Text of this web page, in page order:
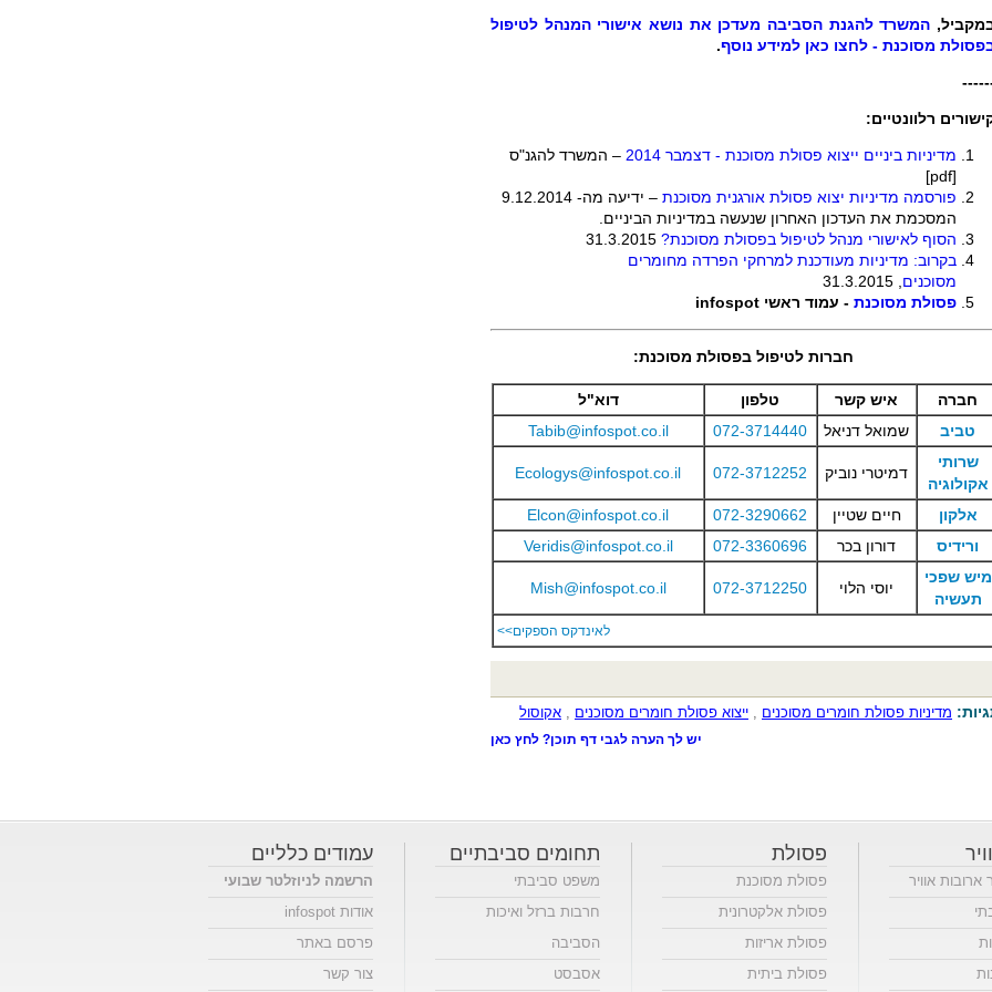
המשרד להגנת הסביבה מעדכן את נושא אישורי המנהל לטיפול
מסוכנת - לחצו כאן למידע נוסף.
רלוונטיים:
מדיניות ביניים ייצוא פסולת מסוכנת - דצמבר 2014
– המשרד להגנ"ס
[
pdf
]
פורסמה מדיניות יצוא פסולת אורגנית מסוכנת
– ידיעה מה- 9.12.2014
המסכמת את העדכון האחרון שנעשה במדיניות הביניים.
הסוף לאישורי מנהל לטיפול בפסולת מסוכנת?
בקרוב: מדיניות מעודכנת למרחקי הפרדה מחומרים
מסוכנים
פסולת מסוכנת - עמוד ראשי infospot
חברות לטיפול בפסולת מסוכנת:
חברה איש קשר טלפון
דוא"ל
טביב
שמואל דניאל 072-3714440
Tabib@infospot.co.il
שרותי
אקולוגיה
דמיטרי נוביק 072-3712252
Ecologys@infospot.co.il
אלקון חיים שטיין 072-3290662
Elcon@infospot.co.il
ורידיס
דורון בכר 072-3360696
Veridis@infospot.co.il
מיש שפכי
תעשיה
יוסי הלוי 072-3712250
Mish@infospot.co.il
לאינדקס הספקים>>
מדיניות פסולת חומרים מסוכנים , ייצוא פסולת חומרים מסוכנים , אקוסול
יש לך הערה לגבי דף תוכן? לחץ כאן
ארובות אוויר
פסולת
פסולת מסוכנת
פסולת אלקטרונית
פסולת אריזות
פסולת ביתית
תחומים סביבתיים
משפט סביבתי
חרבות ברזל ואיכות
הסביבה
אסבסט
עמודים כלליים
הרשמה לניוזלטר שבועי
אודות infospot
פרסם באתר
צור קשר